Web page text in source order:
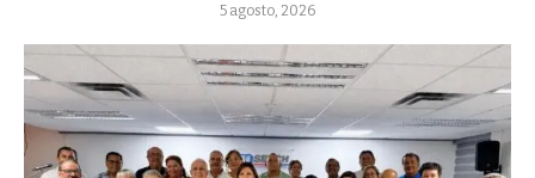
5 agosto, 2026